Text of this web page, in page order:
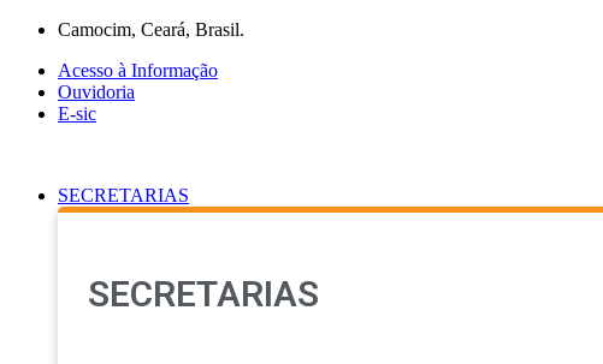
conteúdo
Camocim, Ceará, Brasil.
Acesso à Informação
Ouvidoria
E-sic
SECRETARIAS
SECRETARIAS